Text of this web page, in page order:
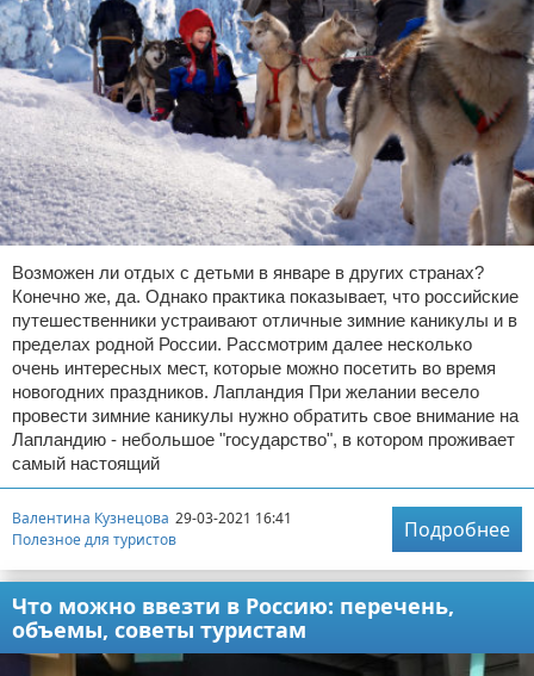
Возможен ли отдых с детьми в январе в других странах?
Конечно же, да. Однако практика показывает, что российские
путешественники устраивают отличные зимние каникулы и в
пределах родной России. Рассмотрим далее несколько
очень интересных мест, которые можно посетить во время
новогодних праздников. Лапландия При желании весело
провести зимние каникулы нужно обратить свое внимание на
Лапландию - небольшое "государство", в котором проживает
самый настоящий
Валентина Кузнецова 29-03-2021 16:41
Полезное для туристов
Подробнее
Что можно ввезти в Россию: перечень,
объемы, советы туристам